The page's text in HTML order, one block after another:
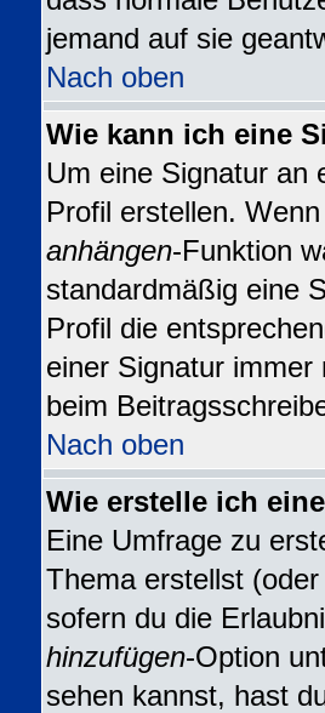
jemand auf sie
Nach oben
Wie kann ich eine
Um eine Signatur an
Profil erstellen.
anhängen-Funktion
standardmäßig eine
Profil die
einer Signatur
beim
Nach oben
Wie erstelle ich
Eine Umfrage zu
Thema erstellst
sofern du die
hinzufügen-Option
sehen kannst, hast